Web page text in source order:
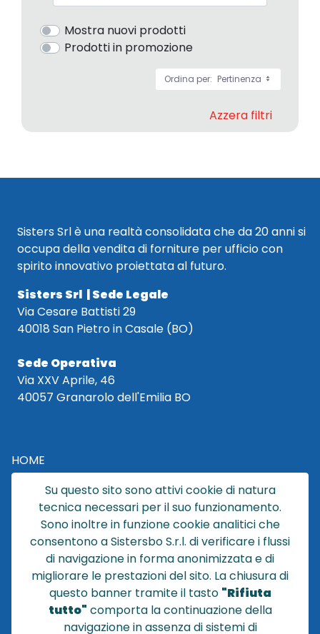
Mostra nuovi prodotti
Prodotti in promozione
Ordina per: Pertinenza
Azzera filtri
Sisters Srl è una realtà consolidata che da 20 anni si
occupa della vendita di forniture per ufficio con
spirito innovativo proiettata al futuro.
Sisters Srl | Sede Legale
Via Cesare Battisti 29
40018 San Pietro in Casale (BO)
Sede Operativa
Via XXV Aprile, 46
40057 Granarolo dell'Emilia BO
HOME
CATALOGO
CHI SIAMO
NEWS
CONTATTACI
CONDIZIONI DI VENDITA
POLICY PRIVACY
NOTE LEGALI
Su questo sito sono attivi cookie di natura
tecnica necessari per il suo funzionamento.
Sono inoltre in funzione cookie analitici che
consentono a Sistersbo S.r.l. di verificare i flussi
di navigazione in forma anonimizzata e di
migliorare le prestazioni del sito. La chiusura di
questo banner tramite il tasto "Rifiuta
tutto" comporta la continuazione della
navigazione in assenza di sistemi di